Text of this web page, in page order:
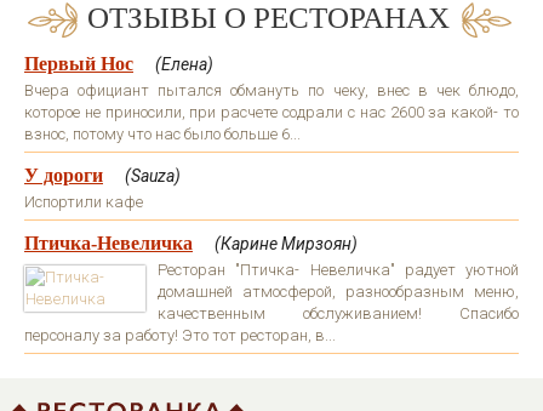
ОТЗЫВЫ О РЕСТОРАНАХ
Первый Нос (Елена)
Вчера официант пытался обмануть по чеку, внес в чек блюдо,
которое не приносили, при расчете содрали с нас 2600 за какой- то
взнос, потому что нас было больше 6...
У дороги (Sauza)
Испортили кафе
Птичка-Невеличка (Карине Мирзоян)
Ресторан "Птичка- Невеличка" радует уютной
домашней атмосферой, разнообразным меню,
качественным обслуживанием! Спасибо
персоналу за работу! Это тот ресторан, в...